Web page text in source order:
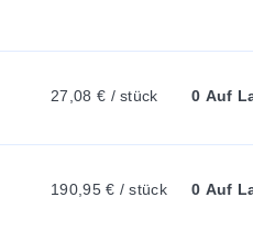
27,08 € / stück 0 Auf
190,95 € / stück 0 Auf